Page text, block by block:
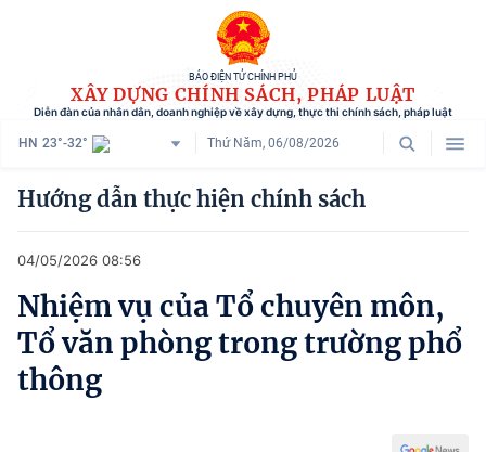
BÁO ĐIỆN TỬ CHÍNH PHỦ
XÂY DỰNG CHÍNH SÁCH, PHÁP LUẬT
Diễn đàn của nhân dân, doanh nghiệp về xây dựng, thực thi chính sách, pháp luật
HN 23°-32° Thứ Năm, 06/08/2026
Danh mục
Tham vấn chính sách
Người dân góp ý
Hướng dẫn thực hiện chính sách
04/05/2026 08:56
Nhiệm vụ của Tổ chuyên môn,
Tổ văn phòng trong trường phổ
thông